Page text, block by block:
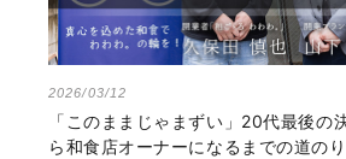
2026/03/12
「このままじゃまずい」20代最後の
ら和食店オーナーになるまでの道のり